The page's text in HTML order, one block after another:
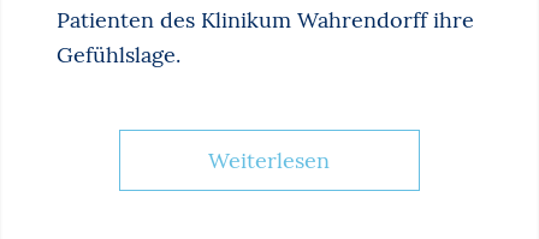
Patienten des Klinikum Wahrendorff ihre
Gefühlslage.
Weiterlesen